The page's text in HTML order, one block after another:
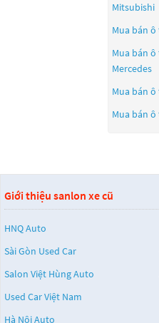
Mitsubishi
Mua bán ô
Mua bán ô
Mercedes
Mua bán ô
Mua bán ô
Giới thiệu sanlon xe cũ
HNQ Auto
Sài Gòn Used Car
Salon Việt Hùng Auto
Used Car Việt Nam
Hà Nội Auto